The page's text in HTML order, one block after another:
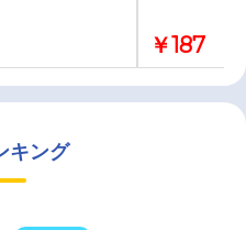
￥187
キング